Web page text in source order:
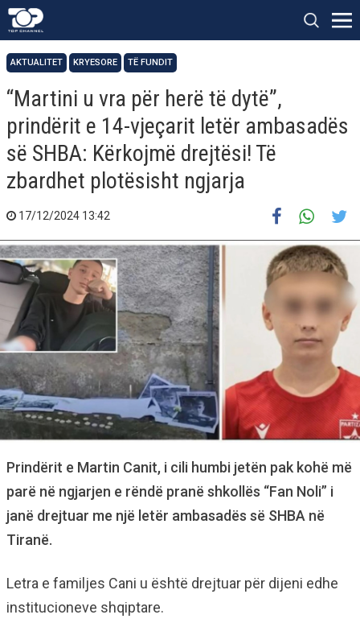
AKTUALITET KRYESORE TË FUNDIT
“Martini u vra për herë të dytë”,
prindërit e 14-vjeçarit letër ambasadës
së SHBA: Kërkojmë drejtësi! Të
zbardhet plotësisht ngjarja
17/12/2024 13:42
Prindërit e Martin Canit, i cili humbi jetën pak kohë më
parë në ngjarjen e rëndë pranë shkollës “Fan Noli” i
janë drejtuar me një letër ambasadës së SHBA në
Tiranë.
Letra e familjes Cani u është drejtuar për dijeni edhe
institucioneve shqiptare.